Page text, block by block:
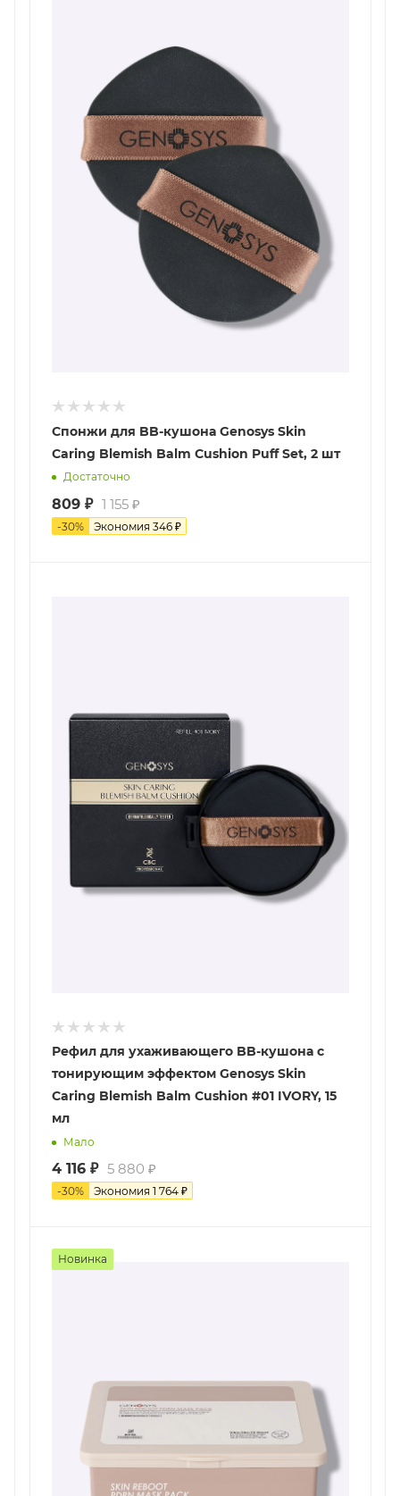
Спонжи для BB-кушона Genosys Skin
Сaring Blemish Balm Cushion Puff Set, 2 шт
Достаточно
809 ₽ 1 155 ₽
-30% Экономия 346 ₽
Рефил для ухаживающего BB-кушона с
тонирующим эффектом Genosys Skin
Сaring Blemish Balm Cushion #01 IVORY, 15
мл
Мало
4 116 ₽ 5 880 ₽
-30% Экономия 1 764 ₽
Новинка